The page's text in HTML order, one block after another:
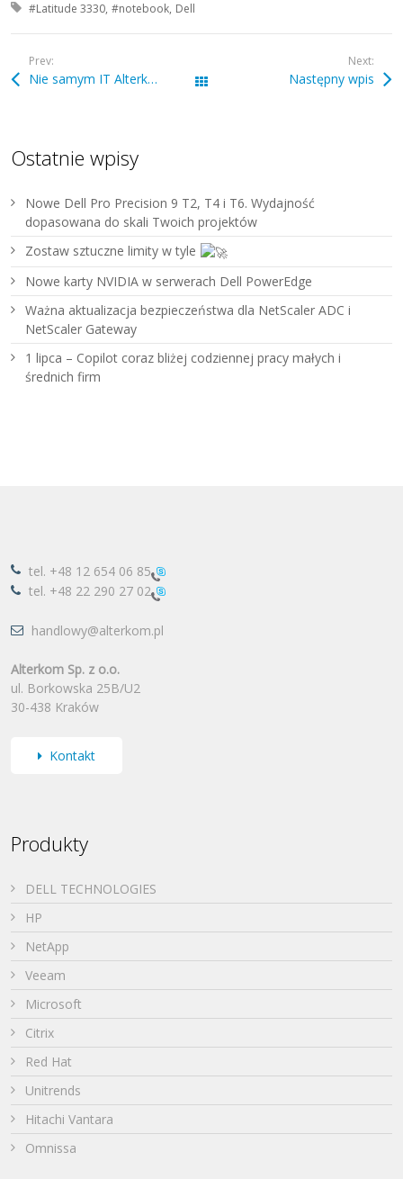
Tagged with:
#Latitude 3330 #notebook Dell
Prev:
Nie samym IT Alterkom żyje cz. II Wszystkie wpisy
Next:
Następny wpis
Ostatnie wpisy
Nowe Dell Pro Precision 9 T2, T4 i T6. Wydajność
dopasowana do skali Twoich projektów
Zostaw sztuczne limity w tyle
Nowe karty NVIDIA w serwerach Dell PowerEdge
Ważna aktualizacja bezpieczeństwa dla NetScaler ADC i
NetScaler Gateway
1 lipca – Copilot coraz bliżej codziennej pracy małych i
średnich firm
tel. +48 12 654 06 85
tel. +48 22 290 27 02
handlowy@alterkom.pl
Alterkom Sp. z o.o.
ul. Borkowska 25B/U2
30-438 Kraków
Kontakt
Produkty
DELL TECHNOLOGIES
HP
NetApp
Veeam
Microsoft
Citrix
Red Hat
Unitrends
Hitachi Vantara
Omnissa